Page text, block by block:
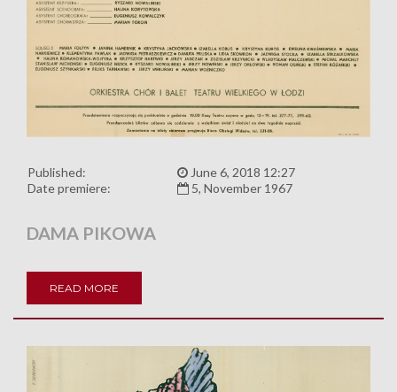
Published:
June 6, 2018 12:27
Date premiere:
5, November 1967
DAMA PIKOWA
READ MORE